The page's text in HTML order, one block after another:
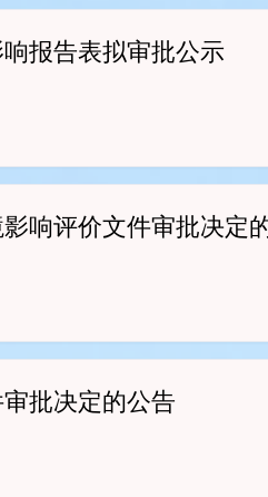
报告表拟审批公示
响评价文件审批决定
批决定的公告